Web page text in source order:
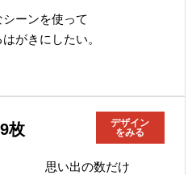
ーンを使って
がきにしたい。
枚
デザイン
をみる
思い出の数だけ